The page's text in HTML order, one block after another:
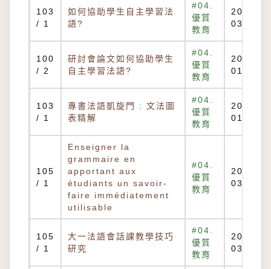
103
/ 1
如何協助學生自主學習法
語?
#04.
優質
教育
2015-
03-05
100
/ 2
研討會論文如何協助學生
自主學習法語?
#04.
優質
教育
2016-
01-22
103
/ 1
專書法語凱旋門 : 文法圖
表精解
#04.
優質
教育
2016-
01-22
105
/ 1
Enseigner la
grammaire en
apportant aux
étudiants un savoir-
faire immédiatement
utilisable
#04.
優質
教育
2017-
03-20
105
/ 1
大一法語會話課教學技巧
研究
#04.
優質
教育
2017-
03-20